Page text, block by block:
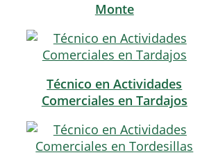
Monte
Técnico en Actividades
Comerciales en Tardajos